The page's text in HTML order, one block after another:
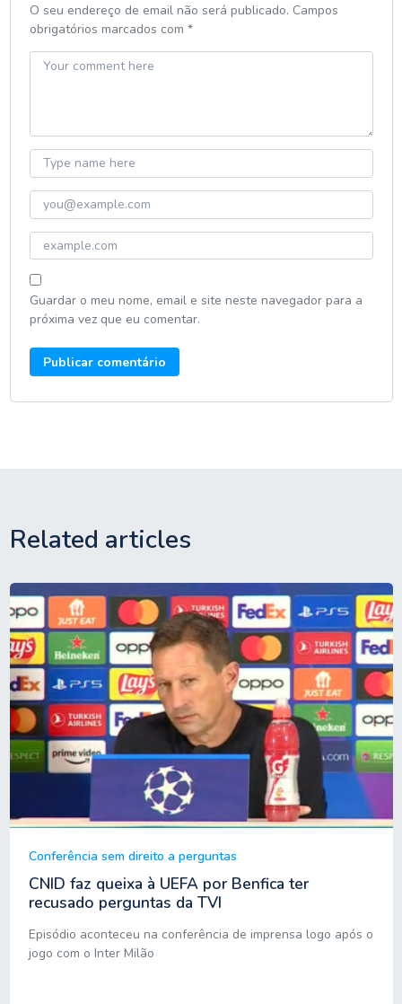
O seu endereço de email não será publicado. Campos
obrigatórios marcados com *
Guardar o meu nome, email e site neste navegador para a
próxima vez que eu comentar.
Related articles
Conferência sem direito a perguntas
CNID faz queixa à UEFA por Benfica ter
recusado perguntas da TVI
Episódio aconteceu na conferência de imprensa logo após o
jogo com o Inter Milão